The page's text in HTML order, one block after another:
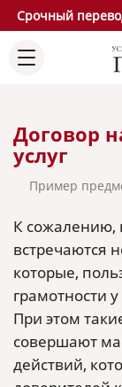
Срочный
Договор
услуг
Пример
К сожалению,
встречаются
которые,
грамотности
При этом
совершают
действий,